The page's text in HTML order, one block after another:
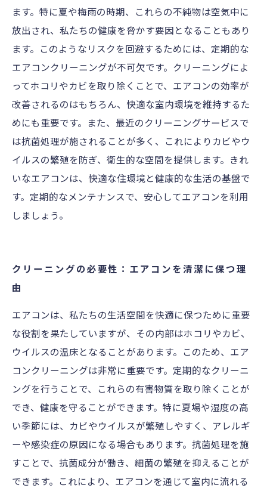
ます。特に夏や梅雨の時期、これらの不純物は空気中に
放出され、私たちの健康を脅かす要因となることもあり
ます。このようなリスクを回避するためには、定期的な
エアコンクリーニングが不可欠です。クリーニングによ
ってホコリやカビを取り除くことで、エアコンの効率が
改善されるのはもちろん、快適な室内環境を維持するた
めにも重要です。また、最近のクリーニングサービスで
は抗菌処理が施されることが多く、これによりカビやウ
イルスの繁殖を防ぎ、衛生的な空間を提供します。きれ
いなエアコンは、快適な住環境と健康的な生活の基盤で
す。定期的なメンテナンスで、安心してエアコンを利用
しましょう。
クリーニングの必要性：エアコンを清潔に保つ理
由
エアコンは、私たちの生活空間を快適に保つために重要
な役割を果たしていますが、その内部はホコリやカビ、
ウイルスの温床となることがあります。このため、エア
コンクリーニングは非常に重要です。定期的なクリーニ
ングを行うことで、これらの有害物質を取り除くことが
でき、健康を守ることができます。特に夏場や湿度の高
い季節には、カビやウイルスが繁殖しやすく、アレルギ
ーや感染症の原因になる場合もあります。抗菌処理を施
すことで、抗菌成分が働き、細菌の繁殖を抑えることが
できます。これにより、エアコンを通じて室内に流れる